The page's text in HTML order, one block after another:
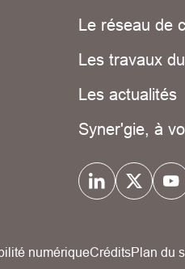
Le réseau de
Les travaux
Les actualités
Syner'gie, à
numériqueCréditsPlan du